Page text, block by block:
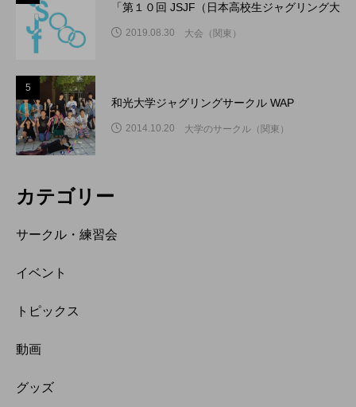
「第１０回 JSJF（日本高校生ジャグリング大
2019.08.30 大会（関東）
5
和光大学ジャグリングサークル WAP
2014.10.20 大学のサークル（関東）
カテゴリー
サークル・練習会
イベント
トピックス
動画
グッズ